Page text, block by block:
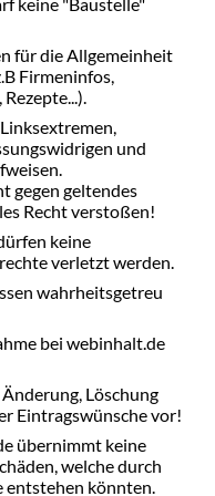
für die Allgemeinheit
Firmeninfos,
und
gegen geltendes
Recht verstoßen!
keine
verletzt werden.
wahrheitsgetreu
bei webinhalt.de
Löschung
Eintragswünsche vor!
übernimmt keine
welche durch
entstehen könnten.